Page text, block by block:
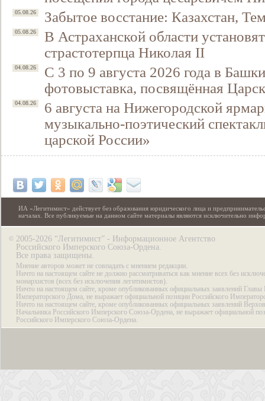
05.08.26 Забытое восстание: Казахстан,
05.08.26
В Астраханской области
страстотерпца Николая II
04.08.26
С 3 по 9 августа 2026 года в
фотовыставка, посвящённая
04.08.26
6 августа на Нижегородской
музыкально-поэтический
царской России»
ИА «Легитимист» действует без образования юридического лица и
началах. Все публикуемые на данном сайте материалы являются исключительно
© 2005-2026 “Легитимист” - Информационное Агентство
Российского Имперского Союза-Ордена.
Все права защищены.
Мнение авторов может не совпадать с мнением редакции.
Ничто на настоящем сайте не должно рассматриваться как мнение всех без
монархистов (всех без исключения легитимистов).
Ничто на настоящем сайте, кроме опубликованных официальных заявлений Главы
Императорского Дома, не выражает официальной позиции Российского
Ничто на настоящем сайте, кроме опубликованных официальных заявлений
Начальника Российского Имперского Союза-Ордена, не выражает официальной
Российского Имперского Союза-Ордена.